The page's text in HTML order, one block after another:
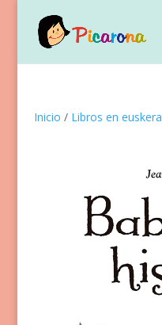
Inicio / Libros en euskera